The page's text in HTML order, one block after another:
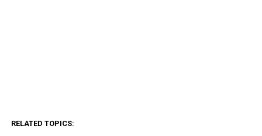
RELATED TOPICS: